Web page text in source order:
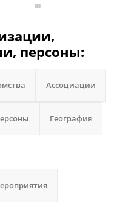
персоны:
Ассоциации
География